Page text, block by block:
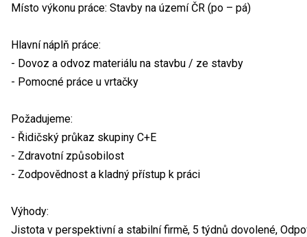
Místo výkonu práce: Stavby na území ČR (po – pá)
Hlavní náplň práce:
- Dovoz a odvoz materiálu na stavbu / ze stavby
- Pomocné práce u vrtačky
Požadujeme:
- Řidičský průkaz skupiny C+E
- Zdravotní způsobilost
- Zodpovědnost a kladný přístup k práci
Výhody:
Jistota v perspektivní a stabilní firmě, 5 týdnů dovolené,